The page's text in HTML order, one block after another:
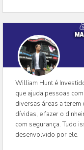
William Hunt é
que ajuda pessoas
diversas áreas a terem
dívidas, e fazer o
com segurança. Tudo
desenvolvido por ele.